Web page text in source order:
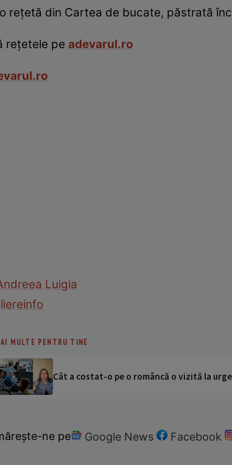
reţetă din Cartea de bucate, păstrată
reţetele pe adevarul.ro
Luigia
info
MULTE PENTRU TINE
Cât a costat-o pe o româncă o vizită la
ne pe Google News Facebook